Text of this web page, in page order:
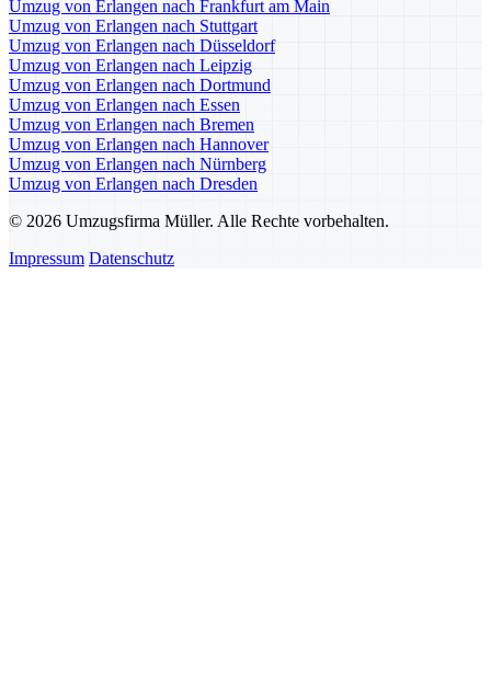
Umzug von Erlangen nach Frankfurt am Main
Umzug von Erlangen nach Stuttgart
Umzug von Erlangen nach Düsseldorf
Umzug von Erlangen nach Leipzig
Umzug von Erlangen nach Dortmund
Umzug von Erlangen nach Essen
Umzug von Erlangen nach Bremen
Umzug von Erlangen nach Hannover
Umzug von Erlangen nach Nürnberg
Umzug von Erlangen nach Dresden
© 2026 Umzugsfirma Müller. Alle Rechte vorbehalten.
Impressum Datenschutz